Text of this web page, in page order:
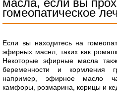
гомеопатическое
Если вы находитесь на
эфирных масел, таких как
Некоторые эфирные масла
беременности и кормления
например, эфирное масло
камфоры, розмарина, корицы и